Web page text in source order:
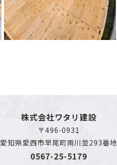
株式会社ワタリ建設
〒496-0931
愛知県愛西市早尾町南川並293番地
0567-25-5179